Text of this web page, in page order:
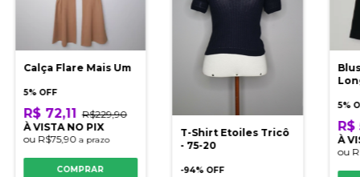
Calça Flare Mais Um
5% OFF
R$ 72,11 R$229,90
À VISTA NO PIX
ou R$75,90 a prazo
COMPRAR
T-Shirt Etoiles Tricô
- 75-20
-94% OFF
5%
R$
À
ou